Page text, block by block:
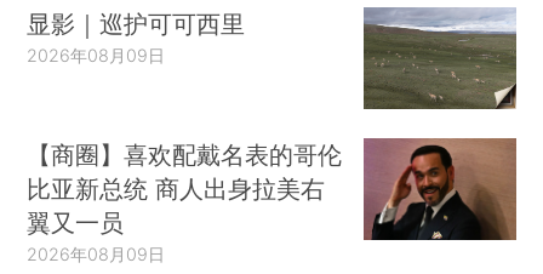
显影｜巡护可可西里
2026年08月09日
【商圈】喜欢配戴名表的哥伦
比亚新总统 商人出身拉美右
翼又一员
2026年08月09日